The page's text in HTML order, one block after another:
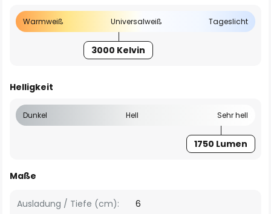
Warmweiß Universalweiß Tageslicht
3000 Kelvin
Helligkeit
Dunkel Hell Sehr hell
1750 Lumen
Maße
Ausladung / Tiefe (cm):
6